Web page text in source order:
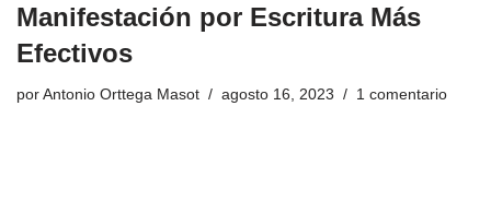
Manifestación por Escritura Más
Efectivos
por Antonio Orttega Masot agosto 16, 2023 1 comentario